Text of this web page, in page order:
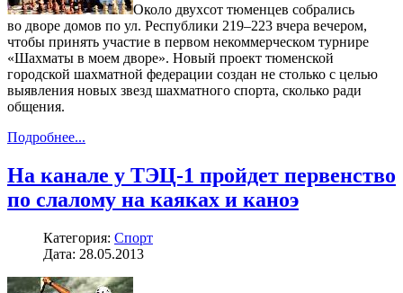
Около двухсот тюменцев собрались
во дворе домов по ул. Республики 219–223 вчера вечером,
чтобы принять участие в первом некоммерческом турнире
«Шахматы в моем дворе». Новый проект тюменской
городской шахматной федерации создан не столько с целью
выявления новых звезд шахматного спорта, сколько ради
общения.
Подробнее...
На канале у ТЭЦ-1 пройдет первенство
по слалому на каяках и каноэ
Категория: Спорт
Дата: 28.05.2013